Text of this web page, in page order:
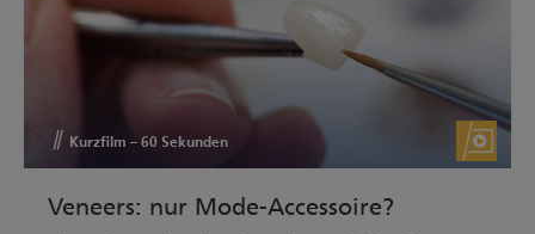
Kurzfilm – 60 Sekunden
Veneers: nur Mode-Accessoire?